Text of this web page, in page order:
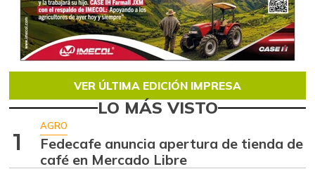
VER ÚLTIMA EDICIÓN IMPRESA
LO MÁS VISTO
1
AGRO
Fedecafe anuncia apertura de tienda de
café en Mercado Libre